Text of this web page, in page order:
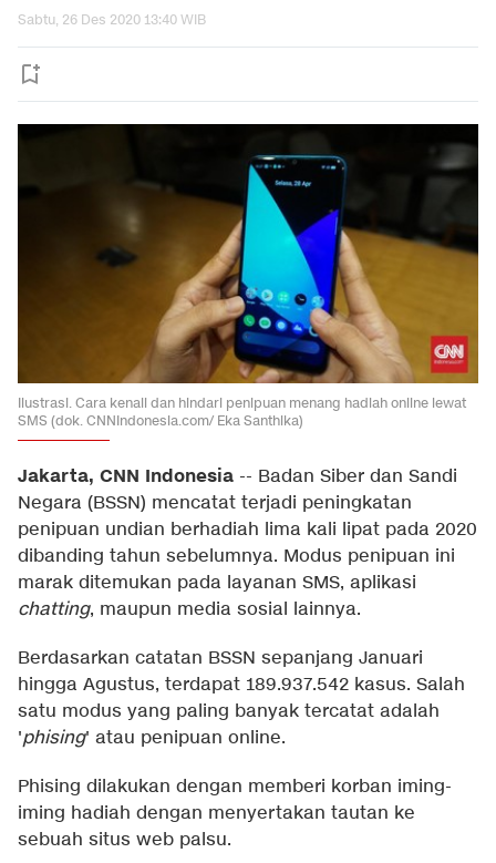
Sabtu, 26 Des 2020 13:40 WIB
Ilustrasi. Cara kenali dan hindari penipuan menang hadiah online lewat
SMS (dok. CNNIndonesia.com/ Eka Santhika)
Jakarta, CNN Indonesia -- Badan Siber dan Sandi
Negara (BSSN) mencatat terjadi peningkatan
penipuan undian berhadiah lima kali lipat pada 2020
dibanding tahun sebelumnya. Modus penipuan ini
marak ditemukan pada layanan SMS, aplikasi
chatting, maupun media sosial lainnya.
Berdasarkan catatan BSSN sepanjang Januari
hingga Agustus, terdapat 189.937.542 kasus. Salah
satu modus yang paling banyak tercatat adalah
'phising' atau penipuan online.
Phising dilakukan dengan memberi korban iming-
iming hadiah dengan menyertakan tautan ke
sebuah situs web palsu.